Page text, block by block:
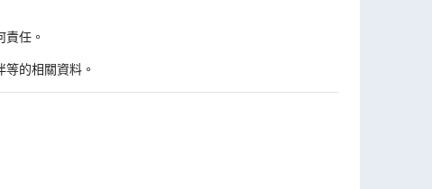
任。
的相關資料。